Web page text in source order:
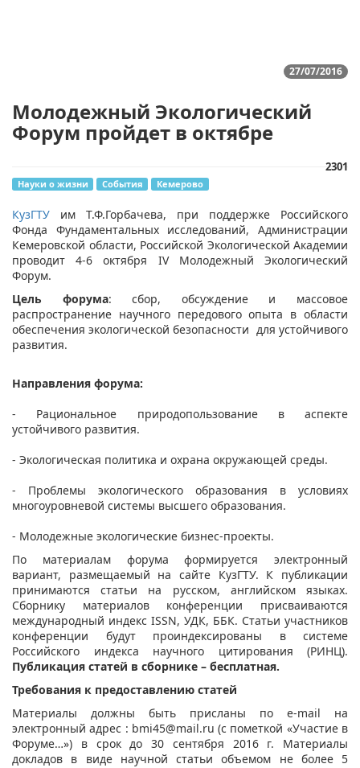
27/07/2016
Молодежный Экологический
Форум пройдет в октябре
2301
Науки о жизни События Кемерово
КузГТУ им Т.Ф.Горбачева, при поддержке Российского
Фонда Фундаментальных исследований, Администрации
Кемеровской области, Российской Экологической Академии
проводит 4-6 октября IV Молодежный Экологический
Форум.
Цель форума: сбор, обсуждение и массовое
распространение научного передового опыта в области
обеспечения экологической безопасности для устойчивого
развития.
Направления форума:
- Рациональное природопользование в аспекте
устойчивого развития.
- Экологическая политика и охрана окружающей среды.
- Проблемы экологического образования в условиях
многоуровневой системы высшего образования.
- Молодежные экологические бизнес-проекты.
По материалам форума формируется электронный
вариант, размещаемый на сайте КузГТУ. К публикации
принимаются статьи на русском, английском языках.
Сборнику материалов конференции присваиваются
международный индекс ISSN, УДК, ББК. Статьи участников
конференции будут проиндексированы в системе
Российского индекса научного цитирования (РИНЦ).
Публикация статей в сборнике – бесплатная.
Требования к предоставлению статей
Материалы должны быть присланы по e-mail на
электронный адрес : bmi45@mail.ru (с пометкой «Участие в
Форуме…») в срок до 30 сентября 2016 г. Материалы
докладов в виде научной статьи объемом не более 5